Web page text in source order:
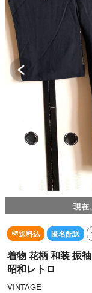
現在、
送料込 匿名配送
着物 花柄 和装 振
昭和レトロ
VINTAGE